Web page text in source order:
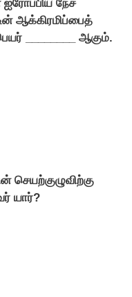
நேச
ஆக்கிரமிப்பைத்
________ ஆகும்.
யார்?